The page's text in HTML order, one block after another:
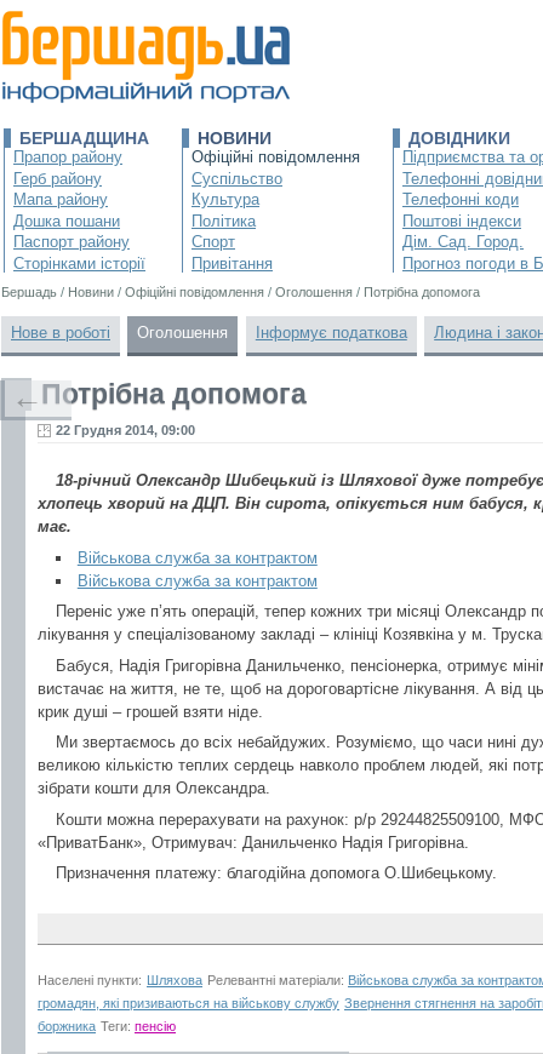
БЕРШАДЩИНА
Прапор району
Герб району
Мапа району
Дошка пошани
Паспорт району
Сторінками історії
НОВИНИ
Офіційні повідомлення
Суспільство
Культура
Політика
Спорт
Привітання
ДОВІДНИКИ
Підприємства та
Телефонні
Телефонні коди
Поштові індекси
Дім. Сад. Город.
Прогноз погоди в
Бершадь / Новини / Офіційні повідомлення / Оголошення / Потрібна допомога
Нове в роботі Оголошення Інформує податкова Людина і
Потрібна допомога
22 Грудня 2014, 09:00
18-річний Олександр Шибецький із Шляхової дуже
хлопець хворий на ДЦП. Він сирота, опікується ним бабуся,
має.
Військова служба за контрактом
Військова служба за контрактом
Переніс уже п’ять операцій, тепер кожних три місяці Олександр
лікування у спеціалізованому закладі – клініці Козявкіна у м.
Бабуся, Надія Григорівна Данильченко, пенсіонерка, отримує
вистачає на життя, не те, щоб на дороговартісне лікування. А від
крик душі – грошей взяти ніде.
Ми звертаємось до всіх небайдужих. Розуміємо, що часи нині
великою кількістю теплих сердець навколо проблем людей, які
зібрати кошти для Олександра.
Кошти можна перерахувати на рахунок: р/р 29244825509100,
«ПриватБанк», Отримувач: Данильченко Надія Григорівна.
Призначення платежу: благодійна допомога О.Шибецькому.
Населені пункти: Шляхова Релевантні матеріали: Військова служба за
громадян, які призиваються на військову службу Звернення стягнення на
боржника Теги: пенсію
←